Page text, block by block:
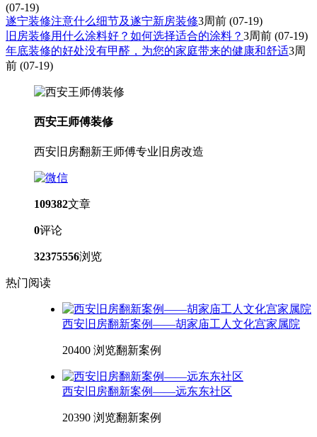
(07-19)
遂宁装修注意什么细节及遂宁新房装修3周前 (07-19)
旧房装修用什么涂料好？如何选择适合的涂料？ 3周前 (07-19)
年底装修的好处没有甲醛，为您的家庭带来的健康和舒适3周
前 (07-19)
西安王师傅装修
西安旧房翻新王师傅专业旧房改造
109382文章
0评论
32375556浏览
热门阅读
西安旧房翻新案例——胡家庙工人文化宫家属院
20400 浏览翻新案例
西安旧房翻新案例——远东东社区
20390 浏览翻新案例